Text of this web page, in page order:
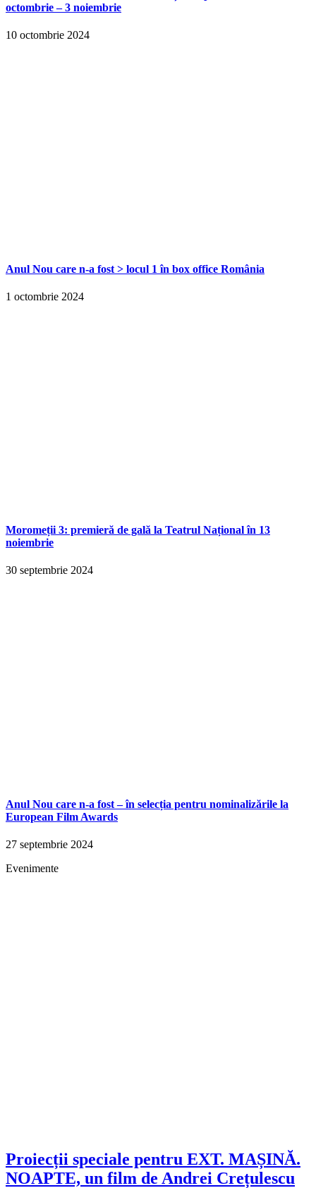
octombrie – 3 noiembrie
10 octombrie 2024
Anul Nou care n-a fost > locul 1 în box office România
1 octombrie 2024
Moromeții 3: premieră de gală la Teatrul Național în 13
noiembrie
30 septembrie 2024
Anul Nou care n-a fost – în selecția pentru nominalizările la
European Film Awards
27 septembrie 2024
Evenimente
Proiecții speciale pentru EXT. MAȘINĂ.
NOAPTE, un film de Andrei Crețulescu